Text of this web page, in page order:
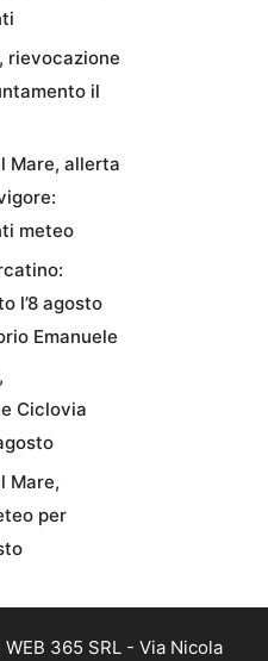
rievocazione
il
Mare, allerta
meteo
l’8 agosto
Emanuele
Ciclovia
Mare,
per
365 SRL - Via Nicola